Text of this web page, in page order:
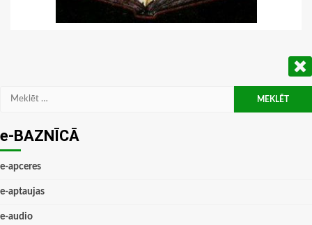
Meklēt:
e-BAZNĪCĀ
e-apceres
e-aptaujas
e-audio